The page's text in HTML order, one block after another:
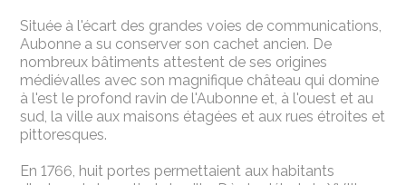
Située à l'écart des grandes voies de communications,
Aubonne a su conserver son cachet ancien. De
nombreux bâtiments attestent de ses origines
médiévalles avecson magnifique château qui domine
à l'est le profond ravin de l'Aubonne et, à l'ouest et au
sud, la ville aux maisons étagées et aux rues étroites et
pittoresques.
En 1766, huit portes permettaient aux habitants